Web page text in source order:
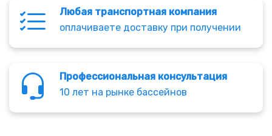
Любая транспортная компания
оплачиваете доставку при получении
Профессиональная консультация
10 лет на рынке бассейнов